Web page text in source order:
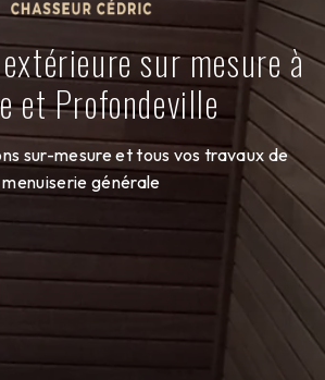
sur mesure à
et Profondeville
sur-mesure et tous vos travaux de
menuiserie générale